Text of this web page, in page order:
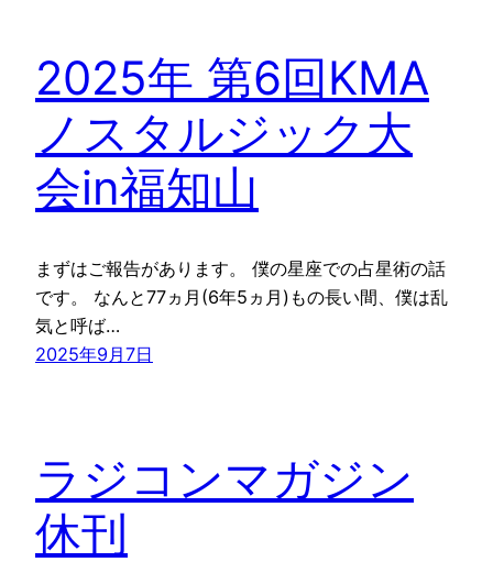
2025年 第6回KMA
ノスタルジック大
会in福知山
まずはご報告があります。 僕の星座での占星術の話
です。 なんと77ヵ月(6年5ヵ月)もの長い間、僕は乱
気と呼ば…
2025年9月7日
ラジコンマガジン
休刊